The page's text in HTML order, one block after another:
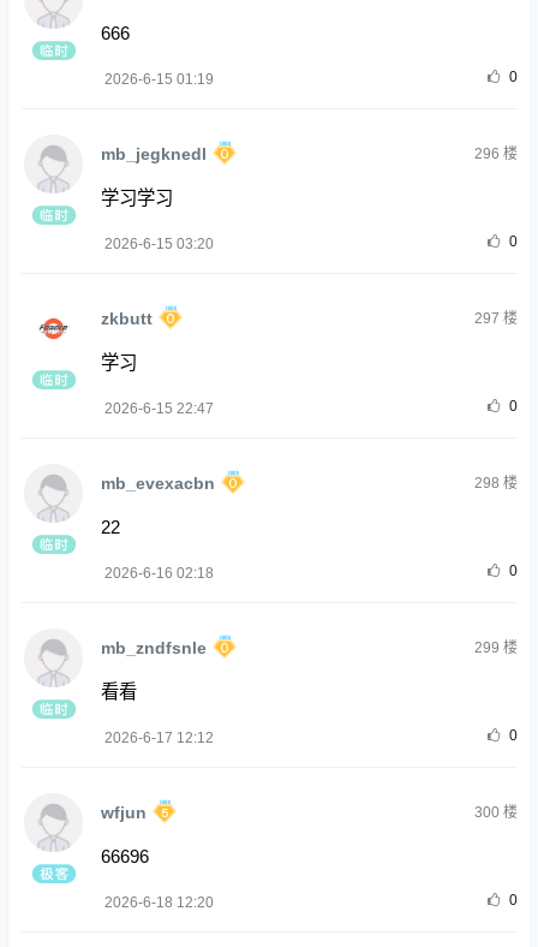
666
2026-6-15 01:19 0
mb_jegknedl 296 楼
学习学习
2026-6-15 03:20 0
zkbutt 297 楼
学习
2026-6-15 22:47 0
mb_evexacbn 298 楼
22
2026-6-16 02:18 0
mb_zndfsnle 299 楼
看看
2026-6-17 12:12 0
wfjun 300楼
66696
2026-6-18 12:20 0